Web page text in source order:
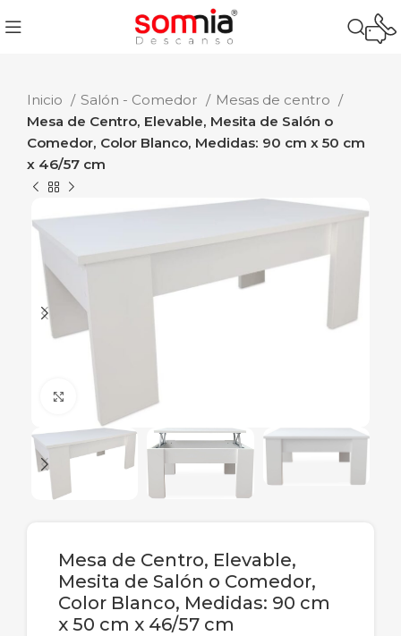
Inicio Salón - Comedor
Mesas de centro
Mesa de Centro, Elevable, Mesita de Salón o
Comedor, Color Blanco, Medidas: 90 cm x 50 cm
x 46/57 cm
Ampliar
Mesa de Centro, Elevable,
Mesita de Salón o Comedor,
Color Blanco, Medidas: 90 cm
x 50 cm x 46/57 cm